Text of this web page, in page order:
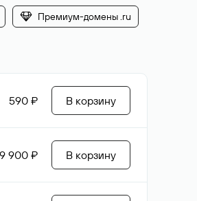
Премиум-домены .ru
590 ₽ В корзину
9 900 ₽ В корзину